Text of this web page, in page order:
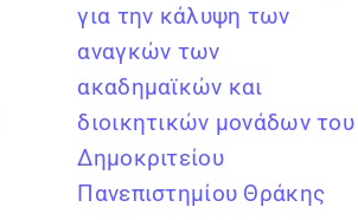
για την κάλυψη των
αναγκών των
ακαδημαϊκών και
διοικητικών μονάδων του
Δημοκριτείου
Πανεπιστημίου Θράκης